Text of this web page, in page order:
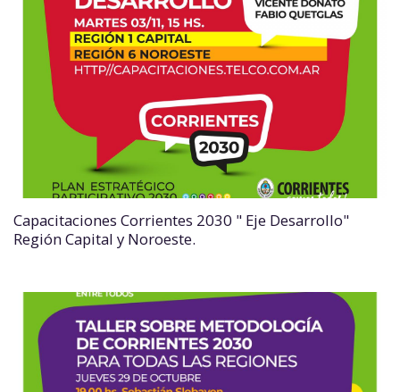
Capacitaciones Corrientes 2030 " Eje Desarrollo"
Región Capital y Noroeste.